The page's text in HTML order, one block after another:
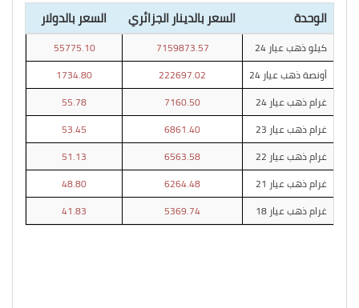
الوحدة السعر بالدينار الجزائري السعر بالدولار
كيلو ذهب عيار 24 7159873.57
55775.10
أونصة ذهب عيار 24
222697.02
1734.80
غرام ذهب عيار 24
7160.50
55.78
غرام ذهب عيار 23
6861.40
53.45
غرام ذهب عيار 22
6563.58
51.13
غرام ذهب عيار 21
6264.48
48.80
غرام ذهب عيار 18
5369.74
41.83